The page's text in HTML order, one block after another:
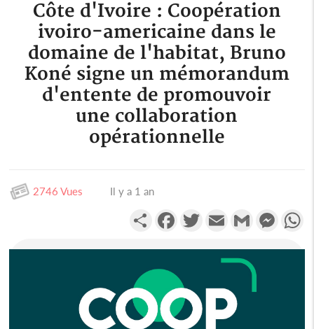
Côte d'Ivoire : Coopération
ivoiro-americaine dans le
domaine de l'habitat, Bruno
Koné signe un mémorandum
d'entente de promouvoir
une collaboration
opérationnelle
2746 Vues Il y a 1 an
PartagerFacebookTwitterEmail Gmail